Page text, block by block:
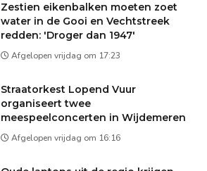
Zestien eikenbalken moeten zoet
water in de Gooi en Vechtstreek
redden: 'Droger dan 1947'
Afgelopen vrijdag om 17:23
Straatorkest Lopend Vuur
organiseert twee
meespeelconcerten in Wijdemeren
Afgelopen vrijdag om 16:16